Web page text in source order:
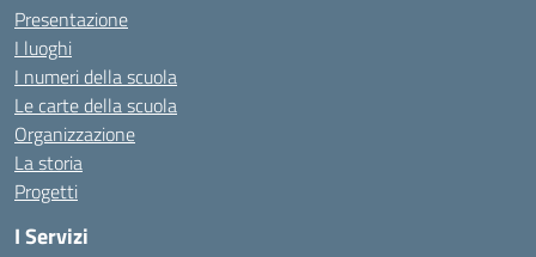
Presentazione
I luoghi
I numeri della scuola
Le carte della scuola
Organizzazione
La storia
Progetti
I Servizi